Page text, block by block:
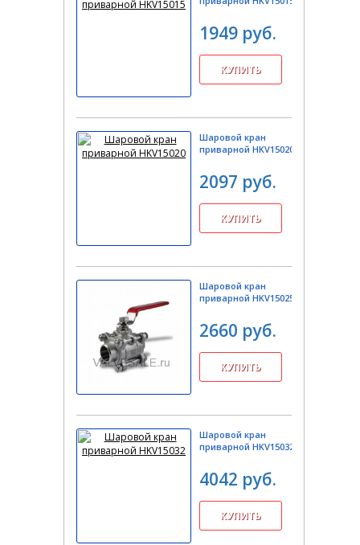
1949 руб.
Шаровой кран
приварной HKV15020
2097 руб.
Шаровой кран
приварной HKV15025
2660 руб.
Шаровой кран
приварной HKV15032
4042 руб.